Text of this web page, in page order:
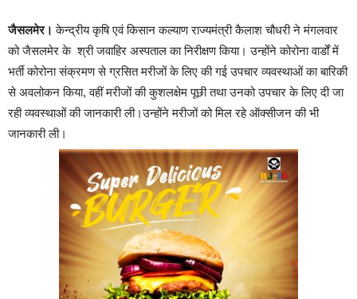
जैसलमेर। केन्द्रीय कृषि एवं किसान कल्याण राज्यमंत्री कैलाश चौधरी ने मंगलवार
को जैसलमेर के श्री जवाहिर अस्पताल का निरीक्षण किया। उन्होंने कोरोना वार्डों में
भर्ती कोरोना संक्रमण से ग्रसित मरीजों के लिए की गई उपचार व्यवस्थाओं का बारिकी
से अवलोकन किया, वहीं मरीजों की कुशलक्षेम पूछी तथा उनको उपचार के लिए दी जा
रही व्यवस्थाओं की जानकारी ली।उन्होंने मरीजों को मिल रहे ऑक्सीजन की भी
जानकारी ली।